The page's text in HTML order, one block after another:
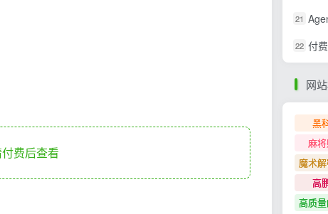
费后查看
21 Agent AI
22 付费
网
黑
麻
高